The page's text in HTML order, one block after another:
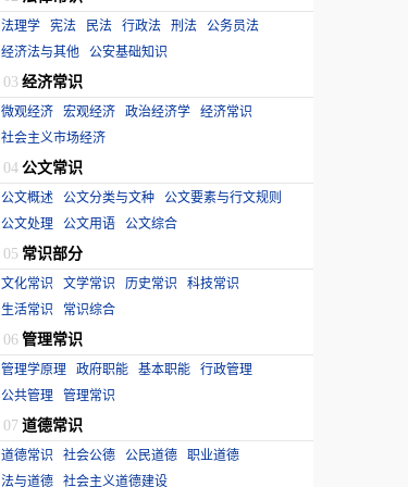
法理学 宪法 民法 行政法 刑法 公务员法
经济法与其他 公安基础知识
03 经济常识
微观经济 宏观经济 政治经济学 经济常识
社会主义市场经济
04 公文常识
公文概述 公文分类与文种 公文要素与行文规则
公文处理 公文用语 公文综合
05 常识部分
文化常识 文学常识 历史常识 科技常识
生活常识
常识综合
06 管理常识
管理学原理 政府职能 基本职能 行政管理
公共管理 管理常识
07 道德常识
道德常识 社会公德 公民道德 职业道德
法与道德 社会主义道德建设